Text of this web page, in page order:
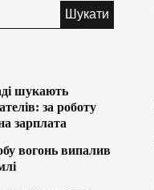
шукають
за роботу
зарплата
вогонь випалив